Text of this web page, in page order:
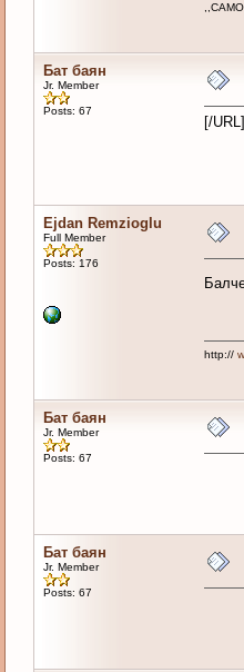
Бат баян
Jr. Member
Posts: 67
[/
Ejdan Remzioglu
Full Member
Posts: 176
http://
Бат баян
Jr. Member
Posts: 67
Бат баян
Jr. Member
Posts: 67